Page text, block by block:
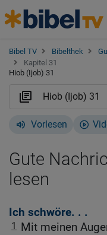
Bibel TV Bibelthek
Kapitel 31
Hiob (Ijob) 31
Vorlesen
Gute
lesen
Ich schwöre. . .
1
Mit meinen